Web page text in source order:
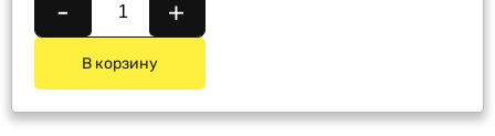
- +
В корзину